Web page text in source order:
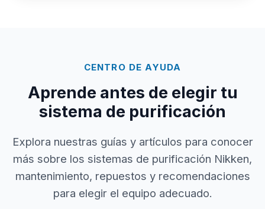
CENTRO DE AYUDA
Aprende antes de elegir tu
sistema de purificación
Explora nuestras guías y artículos para conocer
más sobre los sistemas de purificación Nikken,
mantenimiento, repuestos y recomendaciones
para elegir el equipo adecuado.